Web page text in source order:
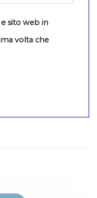
sito web in
volta che